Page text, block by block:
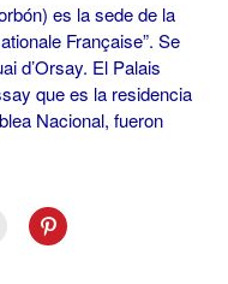
es la sede de la
Française”. Se
d’Orsay. El Palais
que es la residencia
Nacional, fueron